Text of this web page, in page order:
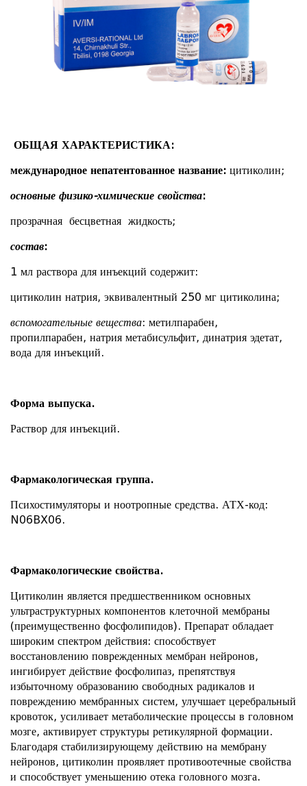
ОБЩАЯ ХАРАКТЕРИСТИКА:
международное непатентованное название: цитиколин;
основные физико-химические свойства:
прозрачная бесцветная жидкость;
состав:
1 мл раствора для инъекций содержит:
цитиколин натрия, эквивалентный 250 мг цитиколина;
вспомогательные вещества: метилпарабен,
пропилпарабен, натрия метабисульфит, динатрия эдетат,
вода для инъекций.
Форма выпуска.
Раствор для инъекций.
Фармакологическая группа.
Психостимуляторы и ноотропные средства. АТХ-код:
N06BX06.
Фармакологические свойства.
Цитиколин является предшественником основных
ультраструктурных компонентов клеточной мембраны
(преимущественно фосфолипидов). Препарат обладает
широким спектром действия: способствует
восстановлению поврежденных мембран нейронов,
ингибирует действие фосфолипаз, препятствуя
избыточному образованию свободных радикалов и
повреждению мембранных систем, улучшает церебральный
кровоток, усиливает метаболические процессы в головном
мозге, активирует структуры ретикулярной формации.
Благодаря стабилизирующему действию на мембрану
нейронов, цитиколин проявляет противоотечные свойства
и способствует уменьшению отека головного мозга.